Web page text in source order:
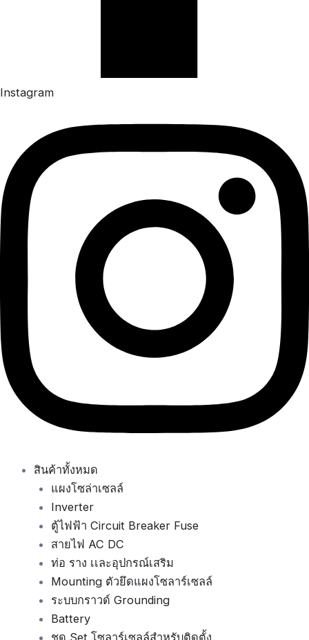
Instagram
สินค้าทั้งหมด
แผงโซล่าเซลล์
Inverter
ตู้ไฟฟ้า Circuit Breaker Fuse
สายไฟ AC DC
ท่อ ราง เเละอุปกรณ์เสริม
Mounting ตัวยึดแผงโซลาร์เซลล์
ระบบกราวด์ Grounding
Battery